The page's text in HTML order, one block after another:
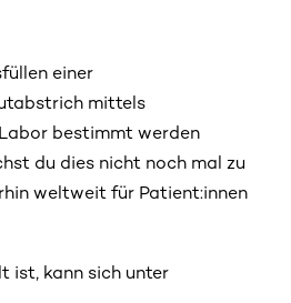
einer
mittels
bestimmt werden
du dies nicht noch mal zu
weltweit für Patient:innen
ist, kann sich unter